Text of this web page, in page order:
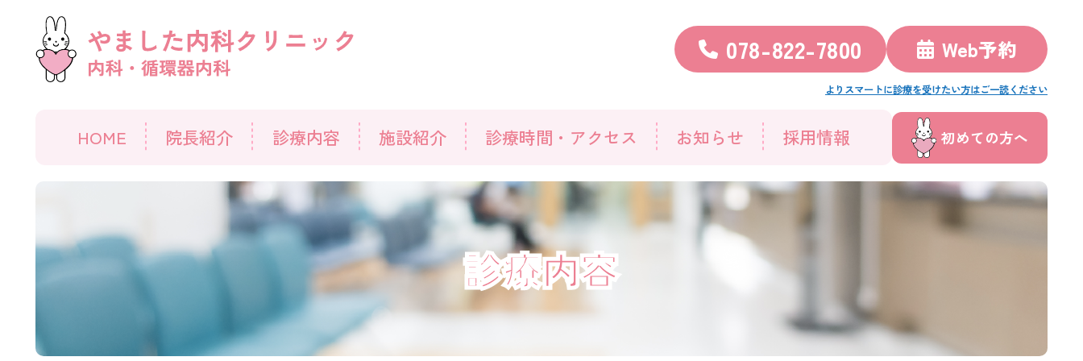
078-822-7800 Web予約
よりスマートに診療を受けたい方はご一読ください
HOME 院長紹介 診療内容 施設紹介 診療時間・アクセス お知らせ 採用情報 初めての方へ
診療内容